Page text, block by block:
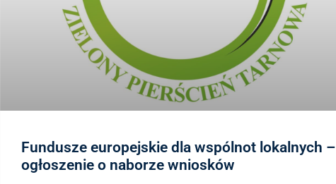
Fundusze europejskie dla wspólnot lokalnych –
ogłoszenie o naborze wniosków